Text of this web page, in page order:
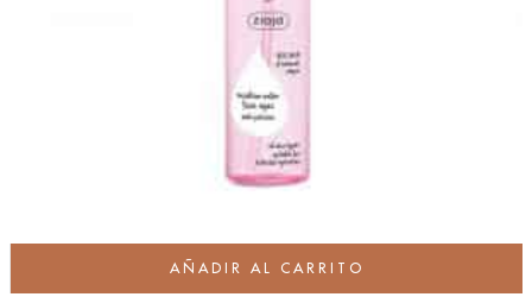
AÑADIR AL CARRITO